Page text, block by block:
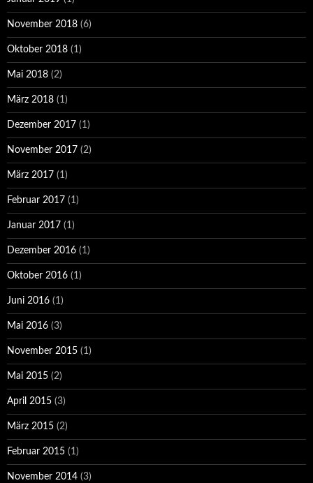
November 2018 (6)
Oktober 2018 (1)
Mai 2018 (2)
März 2018 (1)
Dezember 2017 (1)
November 2017 (2)
März 2017 (1)
Februar 2017 (1)
Januar 2017 (1)
Dezember 2016 (1)
Oktober 2016 (1)
Juni 2016 (1)
Mai 2016 (3)
November 2015 (1)
Mai 2015 (2)
April 2015 (3)
März 2015 (2)
Februar 2015 (1)
November 2014 (3)